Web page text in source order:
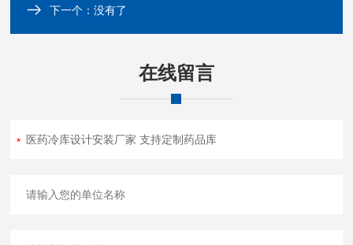
下一个：没有了
在线留言